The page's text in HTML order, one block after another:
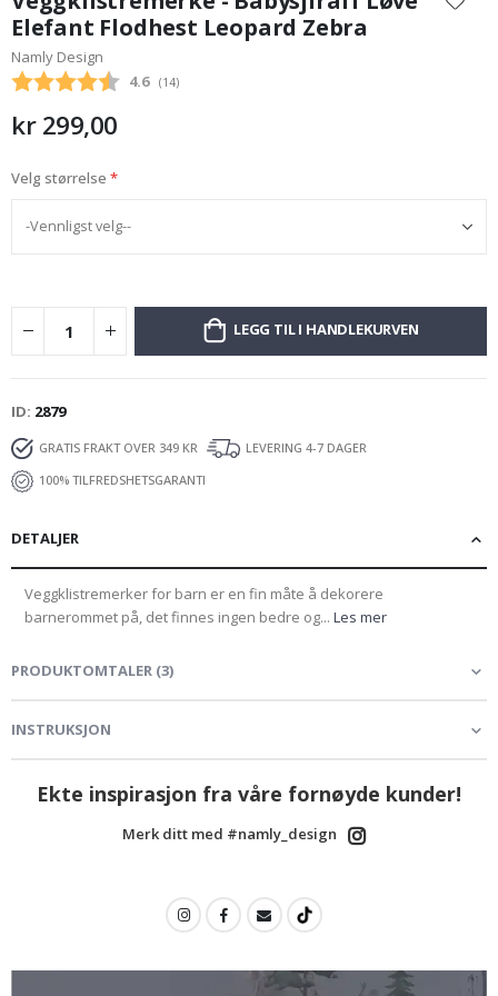
begynnelsen
av
bildegalleri
Elefant Flodhest Leopard Zebra
Namly Design
Gjennomsnittskarakter:
4.6 (stemmer:
14)
kr 299,00
Velg størrelse
LEGG TIL I HANDLEKURVEN
ID 2879
GRATIS FRAKT OVER 349 KR
LEVERING 4-7 DAGER
100% TILFREDSHETSGARANTI
DETALJER
Veggklistremerker for barn er en fin måte å dekorere
barnerommet på, det finnes ingen bedre og... Les mer
PRODUKTOMTALER (3)
INSTRUKSJON
Ekte inspirasjon fra våre fornøyde kunder!
Merk ditt med #namly_design